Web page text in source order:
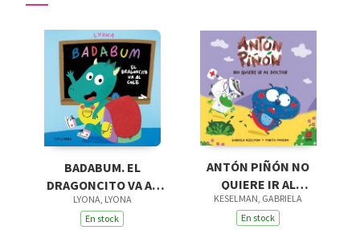
BADABUM. EL
DRAGONCITO VA AL
COLE
LYONA, LYONA
En stock
ANTÓN PIÑÓN NO
QUIERE IR AL
DOCTOR
KESELMAN, GABRIELA
En stock